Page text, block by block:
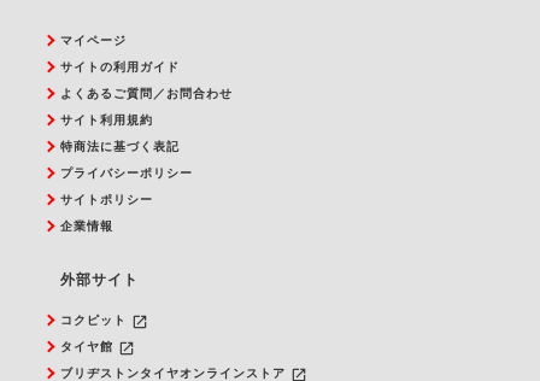
マイページ
サイトの利用ガイド
よくあるご質問／お問合わせ
サイト利用規約
特商法に基づく表記
プライバシーポリシー
サイトポリシー
企業情報
外部サイト
コクピット launch
タイヤ館 launch
ブリヂストンタイヤオンラインストア launch